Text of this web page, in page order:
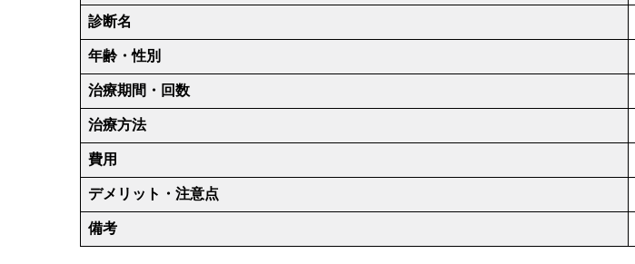
診断名
年齢・性別
治療期間・回数
治療方法
費用
デメリット・注意点
備考